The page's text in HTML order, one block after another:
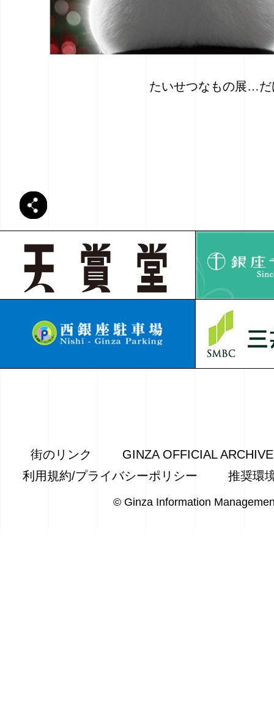
たいせつなもの展…だ
街のリンク
GINZA OFFICIAL
利用規約/プライバシーポリシー
推奨環
© Ginza Information